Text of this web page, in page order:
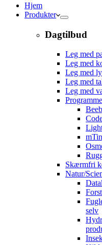
Hjem
Produkter
Dagtilbud
Leg med
Leg med
Leg med
Leg med
Leg med
Skærmfri
Natur/
selv